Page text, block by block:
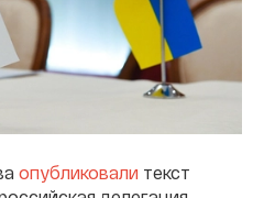
опубликовали текст